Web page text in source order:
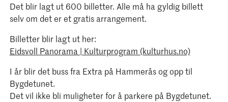
Det blir lagt ut 600 billetter. Alle må ha gyldig billett
selv om det er et gratis arrangement.
Billetter blir lagt ut her:
Eidsvoll Panorama | Kulturprogram (kulturhus.no)
I år blir det buss fra Extra på Hammerås og opp til
Bygdetunet.
Det vil ikke bli muligheter for å parkere på Bygdetunet.